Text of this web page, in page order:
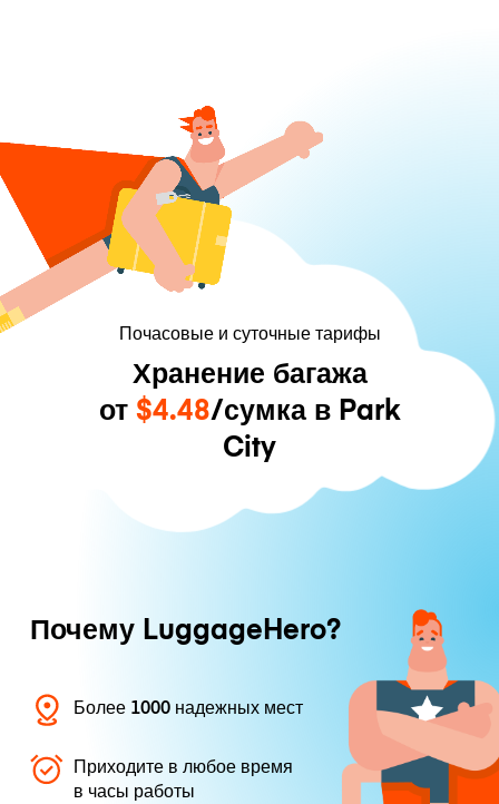
Почасовые и суточные тарифы
Хранение багажа
от $4.48/сумка в Park
City
Почему LuggageHero?
Более 1000 надежных мест
Приходите в любое время
в часы работы